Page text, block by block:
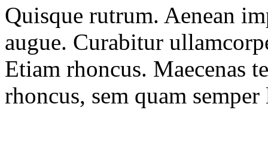
Quisque rutrum. Aenean
augue. Curabitur
Etiam rhoncus. Maecenas
rhoncus, sem quam